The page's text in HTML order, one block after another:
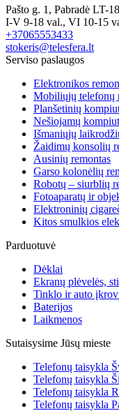
Pašto g. 1, Pabradė LT-
I-V 9-18 val., VI 10-15
+37065553433
stokeris@telesfera.lt
Serviso paslaugos
Elektronikos
Mobiliųjų telefonų
Planšetinių
Nešiojamų
Išmaniųjų
Žaidimų konsolių
Ausinių remontas
Garso kolonėlių
Robotų – siurblių
Fotoaparatų ir
Elektroninių
Kitos smulkios
Parduotuvė
Dėklai
Ekranų plėvelės,
Tinklo ir auto
Baterijos
Laikmenos
Sutaisysime Jūsų mieste
Telefonų taisykla
Telefonų taisykla
Telefonų taisykla
Telefonų taisykla